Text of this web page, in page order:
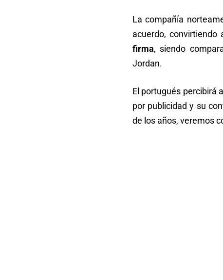
La compañía
acuerdo, convirtiendo
firma, siendo
Jordan.
El portugués percibirá
por publicidad y su
de los años, veremos